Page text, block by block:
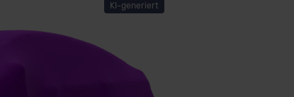
KI-generiert